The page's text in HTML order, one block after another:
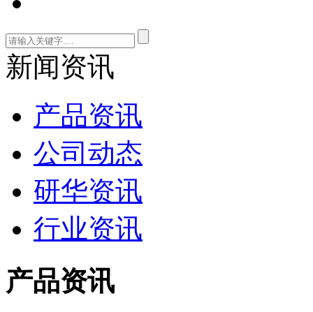
新闻资讯
产品资讯
公司动态
研华资讯
行业资讯
产品资讯